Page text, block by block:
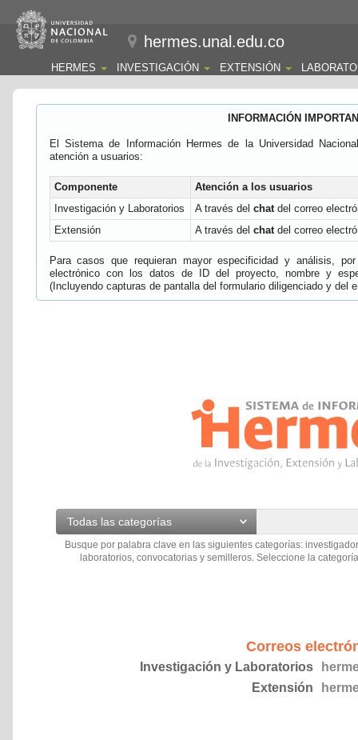
hermes.unal.edu.co
HERMES INVESTIGACIÓN EXTENSIÓN
INFORMACIÓN
El Sistema de Información Hermes de la Universidad
atención a usuarios:
Componente
Atención a los usuarios
Investigación y Laboratorios
A través del chatdel correo
Extensión
A través del chatdel correo
Para casos que requieran mayor especificidad y análisis,
electrónico con los datos de ID del proyecto, nombre y
(Incluyendo capturas de pantalla del formulario diligenciado y del
Todas las categorías
Busque por palabra clave en las siguientes categorías:
laboratorios, convocatorias y semilleros. Seleccione la
Correos
Investigación y Laboratorios
Extensión